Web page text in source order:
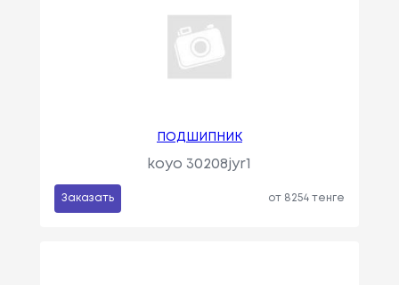
ПОДШИПНИК
koyo 30208jyr1
Заказать от 8254 тенге